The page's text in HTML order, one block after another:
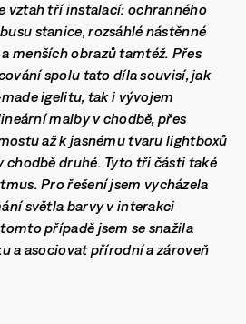
vztah tří instalací: ochranného
stanice, rozsáhlé nástěnné
menších obrazů tamtéž. Přes
spolu tato díla souvisí, jak
igelitu, tak i vývojem
malby v chodbě, přes
až k jasnému tvaru lightboxů
chodbě druhé. Tyto tři části také
Pro řešení jsem vycházela
světla barvy v interakci
případě jsem se snažila
a asociovat přírodní a zároveň